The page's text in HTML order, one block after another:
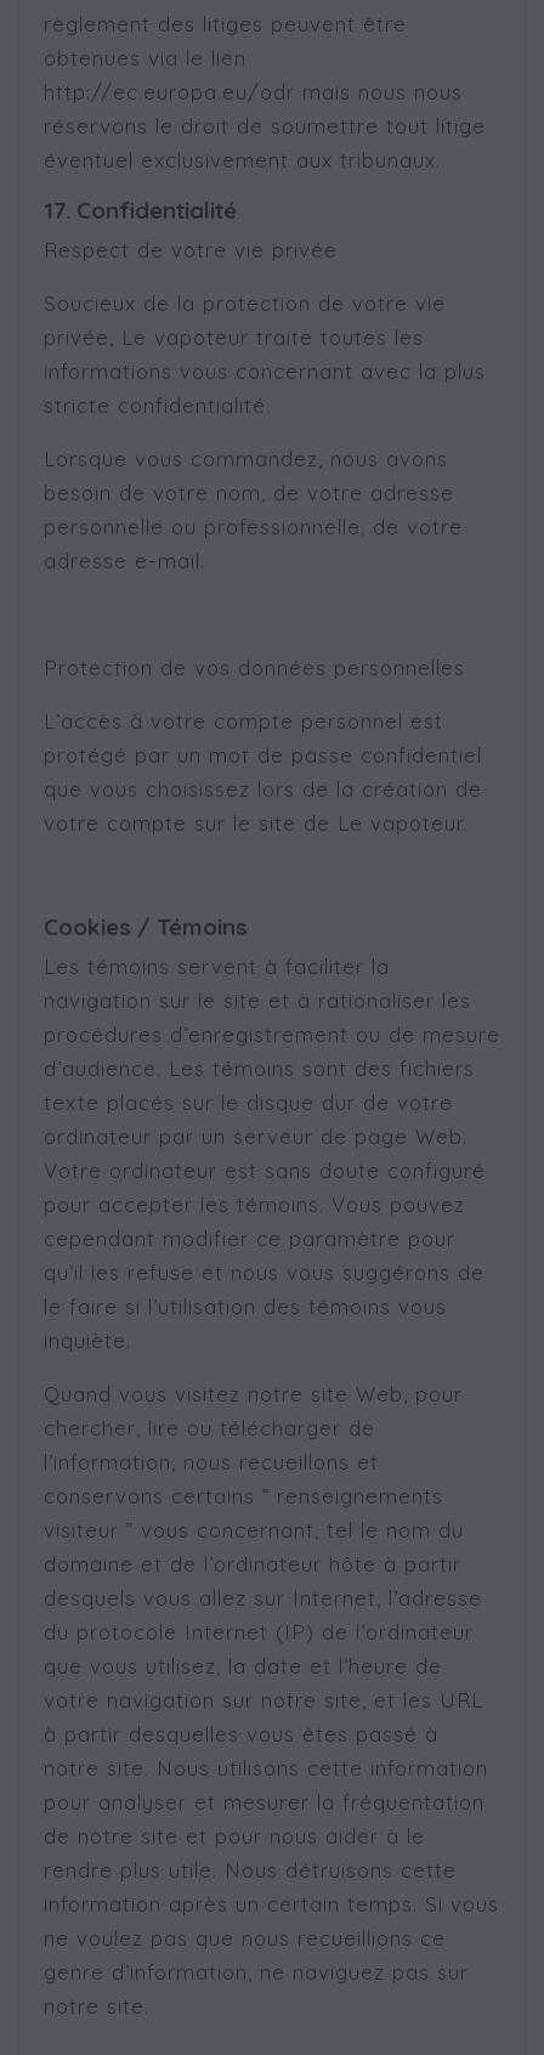
règlement des litiges peuvent être
obtenues via le lien
http://ec.europa.eu/odr mais nous nous
réservons le droit de soumettre tout litige
éventuel exclusivement aux tribunaux.
17. Confidentialité
Respect de votre vie privée
Soucieux de la protection de votre vie
privée, Le vapoteur traite toutes les
informations vous concernant avec la plus
stricte confidentialité.
Lorsque vous commandez, nous avons
besoin de votre nom, de votre adresse
personnelle ou professionnelle, de votre
adresse e-mail.
Protection de vos données personnelles
L’accès à votre compte personnel est
protégé par un mot de passe confidentiel
que vous choisissez lors de la création de
votre compte sur le site de Le vapoteur.
Cookies / Témoins
Les témoins servent à faciliter la
navigation sur le site et à rationaliser les
procédures d’enregistrement ou de mesure
d’audience. Les témoins sont des fichiers
texte placés sur le disque dur de votre
ordinateur par un serveur de page Web.
Votre ordinateur est sans doute configuré
pour accepter les témoins. Vous pouvez
cependant modifier ce paramètre pour
qu’il les refuse et nous vous suggérons de
le faire si l’utilisation des témoins vous
inquiète.
Quand vous visitez notre site Web, pour
chercher, lire ou télécharger de
l’information, nous recueillons et
conservons certains ” renseignements
visiteur ” vous concernant, tel le nom du
domaine et de l’ordinateur hôte à partir
desquels vous allez sur Internet, l’adresse
du protocole Internet (IP) de l’ordinateur
que vous utilisez, la date et l’heure de
votre navigation sur notre site, et les URL
à partir desquelles vous êtes passé à
notre site. Nous utilisons cette information
pour analyser et mesurer la fréquentation
de notre site et pour nous aider à le
rendre plus utile. Nous détruisons cette
information après un certain temps. Si vous
ne voulez pas que nous recueillions ce
genre d’information, ne naviguez pas sur
notre site.